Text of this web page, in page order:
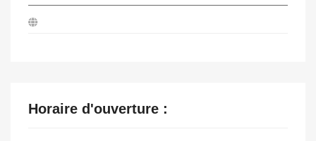
Horaire d'ouverture :